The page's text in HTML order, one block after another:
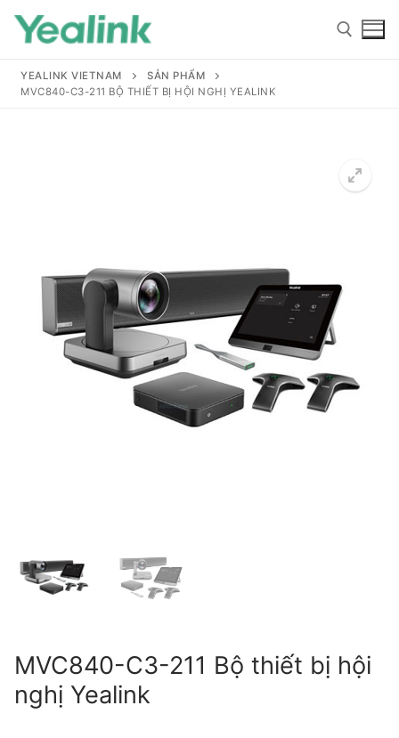
Hỗ trợ
Tài liệu hướng dẫn
Tài liệu hướng dẫn
Giới thiệu
YEALINK VIETNAM
SẢN PHẨM
MVC840-C3-211 BỘ THIẾT BỊ HỘI NGHỊ YEALINK
MVC840-C3-211 Bộ thiết bị hội
nghị Yealink